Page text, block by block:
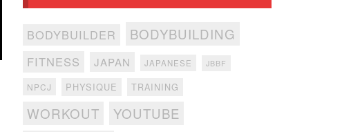
BODYBUILDER BODYBUILDING
FITNESS JAPAN JAPANESE JBBF
NPCJ PHYSIQUE TRAINING
WORKOUT
YOUTUBE